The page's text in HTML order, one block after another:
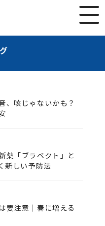
、咳じゃないかも？
薬「ブラベクト」と
新しい予防法
要注意｜春に増える